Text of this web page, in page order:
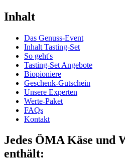
Inhalt
Das Genuss-Event
Inhalt Tasting-Set
So geht's
Tasting-Set Angebote
Biopioniere
Geschenk-Gutschein
Unsere Experten
Werte-Paket
FAQs
Kontakt
Jedes ÖMA Käse und
enthält: